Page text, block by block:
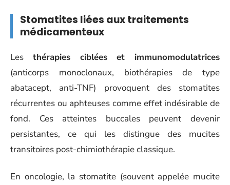
Stomatites liées aux traitements
médicamenteux
Les thérapies ciblées et immunomodulatrices
(anticorps monoclonaux, biothérapies de type
abatacept, anti-TNF) provoquent des stomatites
récurrentes ou aphteuses comme effet indésirable de
fond. Ces atteintes buccales peuvent devenir
persistantes, ce qui les distingue des mucites
transitoires post-chimiothérapie classique.
En oncologie, la stomatite (souvent appelée mucite